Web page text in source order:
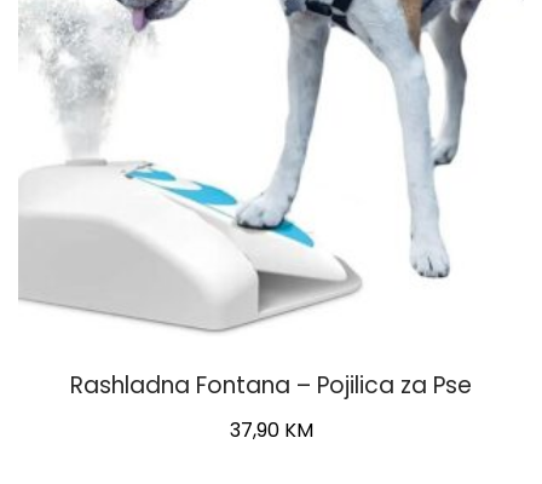
Rashladna Fontana – Pojilica za Pse
37,90 KM